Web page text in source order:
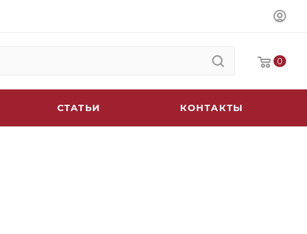
0
СТАТЬИ КОНТАКТЫ